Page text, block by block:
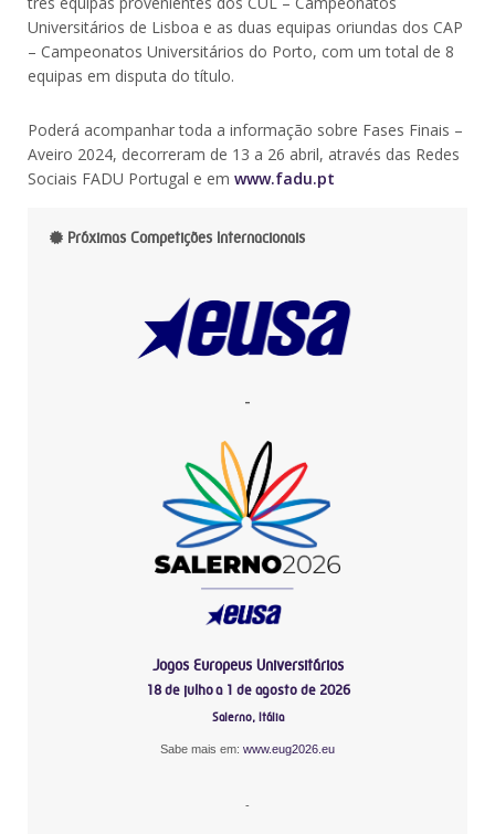
Universitários de Lisboa e as duas equipas oriundas dos CAP
– Campeonatos Universitários do Porto, com um total de 8
equipas em disputa do título.
Poderá acompanhar toda a informação sobre Fases Finais –
Aveiro 2024, decorreram de 13 a 26 abril, através das Redes
Sociais FADU Portugal e em www.fadu.pt
Próximas Competições Internacionais
-
Jogos Europeus Universitários
18 de julho a 1 de agosto de 2026
Salerno, Itália
Sabe mais em: www.eug2026.eu
-